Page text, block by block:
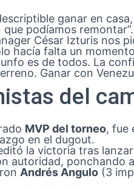
ganar en
podíamos remontar”.
César Izturis nos
hacía falta un
es de todos. La
Ganar con
del
MVP del torneo, fue
en el dugout.
la victoria tras
autoridad, ponchando
Andrés Angulo (3